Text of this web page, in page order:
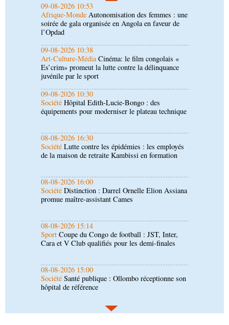
09-08-2026 10:38
Art-Culture-MédiaCinéma: le film congolais «
Es’crim» promeut la lutte contre la délinquance
juvénile par le sport
09-08-2026 10:30
SociétéHôpital Edith-Lucie-Bongo : des
équipements pour moderniser le plateau technique
08-08-2026 16:30
Société Lutte contre les épidémies : les employés
de la maison de retraite Kambissi en formation
08-08-2026 16:00
Société Distinction : Darrel Ornelle Elion Assiana
promue maître-assistant Cames
08-08-2026 15:14
SportCoupe du Congo de football : JST, Inter,
Cara et V Club qualifiés pour les demi-finales
08-08-2026 15:00
SociétéSanté publique : Ollombo réceptionne son
hôpital de référence
08-08-2026 15:00
Société Lutte contre la corruption : les
parlementaires sensibilisés
08-08-2026 14:30